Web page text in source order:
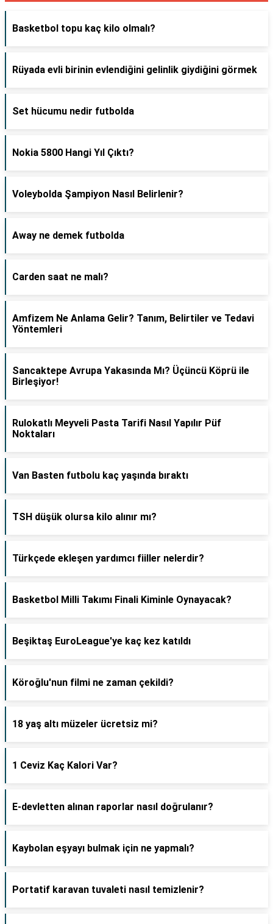
Basketbol topu kaç kilo olmalı?
Rüyada evli birinin evlendiğini gelinlik giydiğini görmek
Set hücumu nedir futbolda
Nokia 5800 Hangi Yıl Çıktı?
Voleybolda Şampiyon Nasıl Belirlenir?
Away ne demek futbolda
Carden saat ne malı?
Amfizem Ne Anlama Gelir? Tanım, Belirtiler ve Tedavi
Yöntemleri
Sancaktepe Avrupa Yakasında Mı? Üçüncü Köprü ile
Birleşiyor!
Rulokatlı Meyveli Pasta Tarifi Nasıl Yapılır Püf
Noktaları
Van Basten futbolu kaç yaşında bıraktı
TSH düşük olursa kilo alınır mı?
Türkçede ekleşen yardımcı fiiller nelerdir?
Basketbol Milli Takımı Finali Kiminle Oynayacak?
Beşiktaş EuroLeague'ye kaç kez katıldı
Köroğlu'nun filmi ne zaman çekildi?
18 yaş altı müzeler ücretsiz mi?
1 Ceviz Kaç Kalori Var?
E-devletten alınan raporlar nasıl doğrulanır?
Kaybolan eşyayı bulmak için ne yapmalı?
Portatif karavan tuvaleti nasıl temizlenir?